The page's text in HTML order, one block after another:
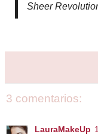
Sheer
3 comentarios:
LauraMakeUp